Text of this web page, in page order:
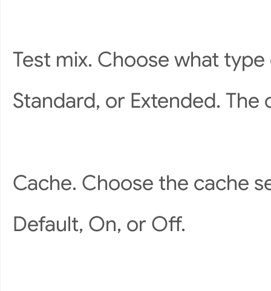
Test mix. Choose what
Standard, or Extended.
Cache. Choose the cache
Default, On, or Off.